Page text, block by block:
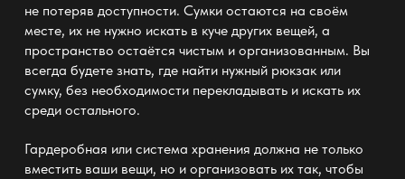
не потеряв доступности. Сумки остаются на своём
месте, их не нужно искать в куче других вещей, а
пространство остаётся чистыми организованным. Вы
всегда будете знать, где найти нужный рюкзак или
сумку, без необходимости перекладывать и искать их
среди остального.
Гардеробная или система хранения должна не только
вместить ваши вещи, но и организовать их так, чтобы